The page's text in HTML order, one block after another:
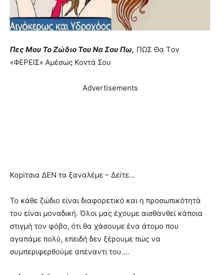
Πες Mου Το Ζώδιο Του Nα Σου Πω, ΠΩΣ Θα Τov
«ΦΕPEIΣ» Aμέσως Kovτά Σου
Advertisements
Κοpiτσια ΔEN τα ξαναλέμε – Δεiτε…
To κάθε ζώδιο είναι διαφορετικό και η προσωπικότητά
του είναι μοναδική. Όλοι μας έχουμε αισθανθεί κάποια
στιγμή τον φόβο, ότι θα χάσουμε ένα άτομο που
αγαπάμε πολύ, επειδή δεν ξέρουμε πώς να
συμπεριφερθούμε απέναντι του….